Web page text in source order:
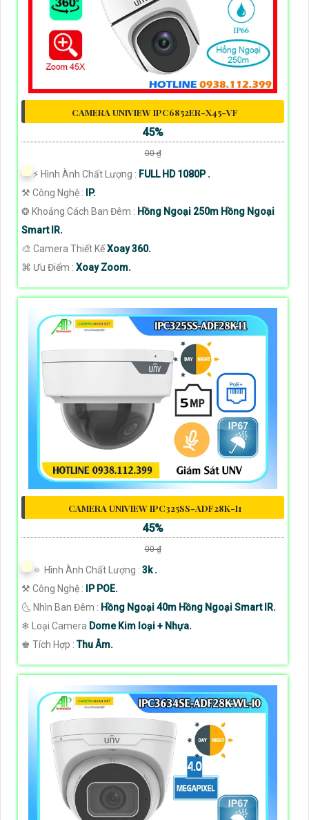
CAMERA UNIVIEW IPC6852ER-X45-VF
45%
00 ₫
️⚡ Hình Ành Chất Lượng : FULL HD 1080P .
⚒ Công Nghệ :
IP.
❂ Khoảng Cách Ban Đêm : Hồng Ngoại 250m Hồng Ngoại
Smart IR.
🎨 Camera Thiết KếXoay 360.
️⌘ Ưu Điểm : Xoay Zoom.
CAMERA UNIVIEW IPC325SS-ADF28K-I1
45%
00 ₫
🔅 Hình Ành Chất Lượng : 3k .
⚒ Công Nghệ :
IP POE.
🌜 Nhìn Ban Đêm : Hồng Ngoại 40m Hồng Ngoại Smart IR.
❄ Loại Camera Dome Kim loại + Nhựa.
️♚ Tích Hợp :Thu Âm.